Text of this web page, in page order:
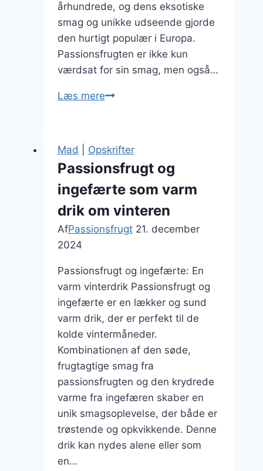
århundrede, og dens eksotiske
smag og unikke udseende gjorde
den hurtigt populær i Europa.
Passionsfrugten er ikke kun
værdsat for sin smag, men også…
Læs merePassionsfrugt
morgenbrødet
Mad Opskrifter
Passionsfrugt og
ingefærte som varm
drik om vinteren
AfPassionsfrugt 21. december
2024
Passionsfrugt og ingefærte: En
varm vinterdrik Passionsfrugt og
ingefærte er en lækker og sund
varm drik, der er perfekt til de
kolde vintermåneder.
Kombinationen af den søde,
frugtagtige smag fra
passionsfrugten og den krydrede
varme fra ingefæren skaber en
unik smagsoplevelse, der både er
trøstende og opkvikkende. Denne
drik kan nydes alene eller som
en…